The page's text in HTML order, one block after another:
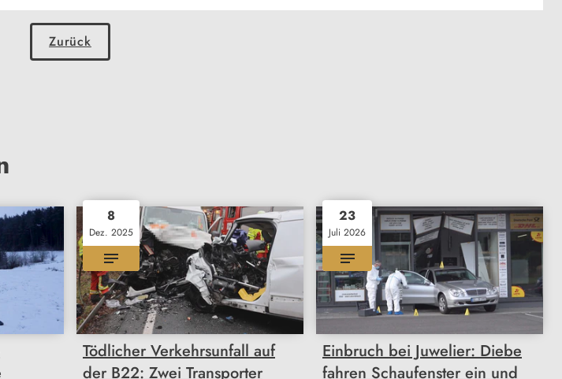
Zurück
8
Dez. 2025
Tödlicher Verkehrsunfall auf
der B22: Zwei Transporter
23
Juli 2026
Einbruch bei Juwelier: Diebe
fahren Schaufenster ein und